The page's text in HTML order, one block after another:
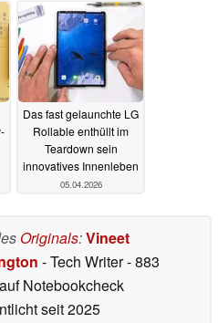
Das fast gelaunchte LG
Rollable enthüllt im
Teardown sein
innovatives Innenleben
05.04.2026
Originals:Vineet
- Tech Writer- 883
Notebookcheck
seit 2025